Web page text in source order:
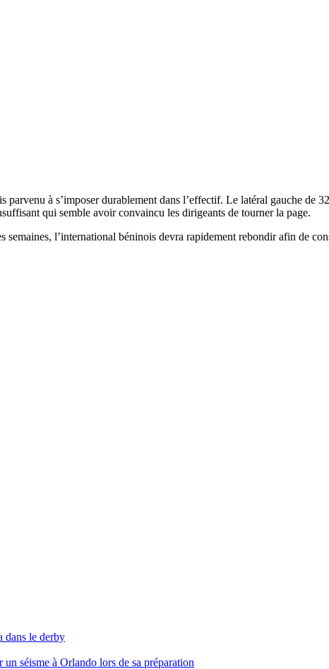
à s’imposer durablement dans l’effectif. Le latéral gauche de
qui semble avoir convaincu les dirigeants de tourner la page.
semaines, l’international béninois devra rapidement rebondir afin de
dans le derby
séisme à Orlando lors de sa préparation